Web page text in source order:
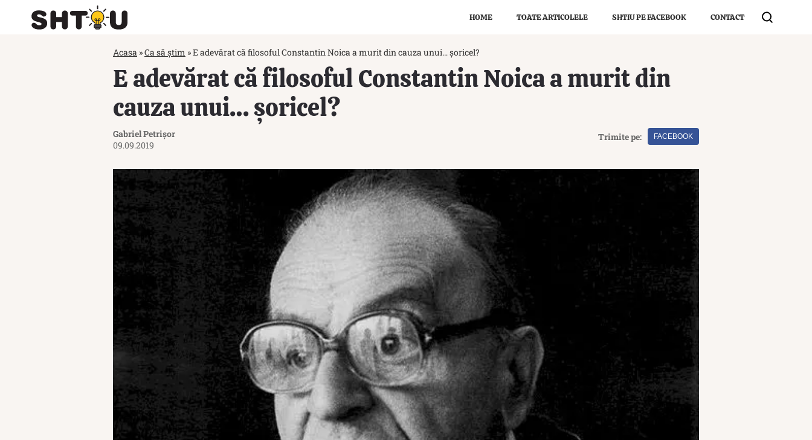
HOME TOATE ARTICOLELE SHTIU PE FACEBOOK CONTACT
Acasa »Ca să știm »E adevărat că filosoful Constantin Noica a murit din cauza unui… șoricel?
E adevărat că filosoful Constantin Noica a murit din
cauza unui… șoricel?
Gabriel Petrișor
09.09.2019
Trimite pe: FACEBOOK